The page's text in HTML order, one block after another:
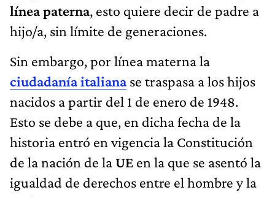
línea paterna, esto quiere decir de padre a
hijo/a, sin límite de generaciones.
Sin embargo, por línea materna la
ciudadanía italianase traspasa a los hijos
nacidos a partir del 1 de enero de 1948.
Esto se debe a que, en dicha fecha de la
historia entró en vigencia la Constitución
de la nación de laUE en la que se asentó la
igualdad de derechos entre el hombre y la